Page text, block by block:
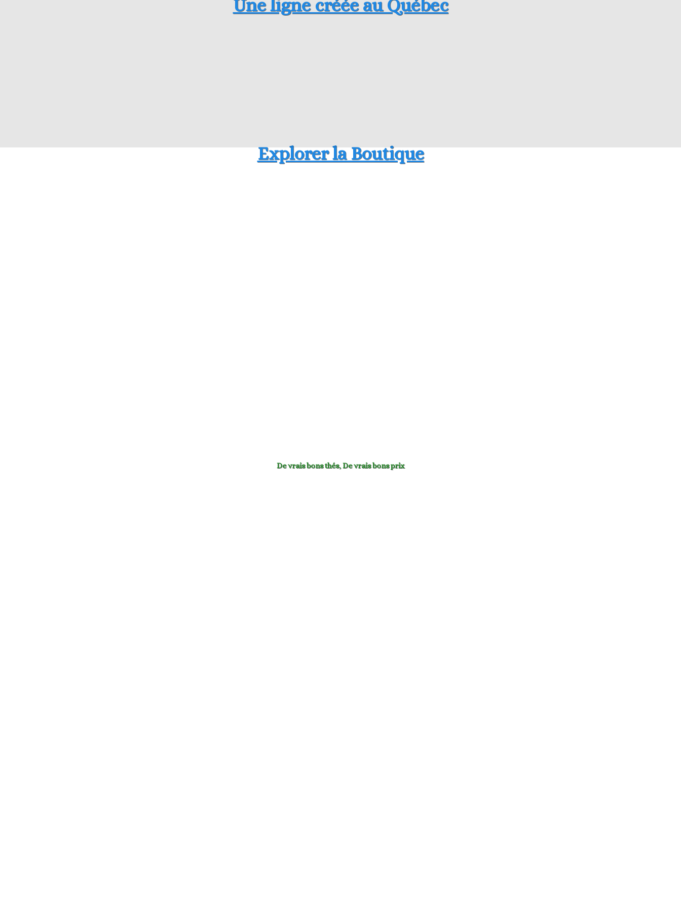
Une ligne créée au Québec
Explorer la Boutique
De vrais bons thés,De vrais bons prix